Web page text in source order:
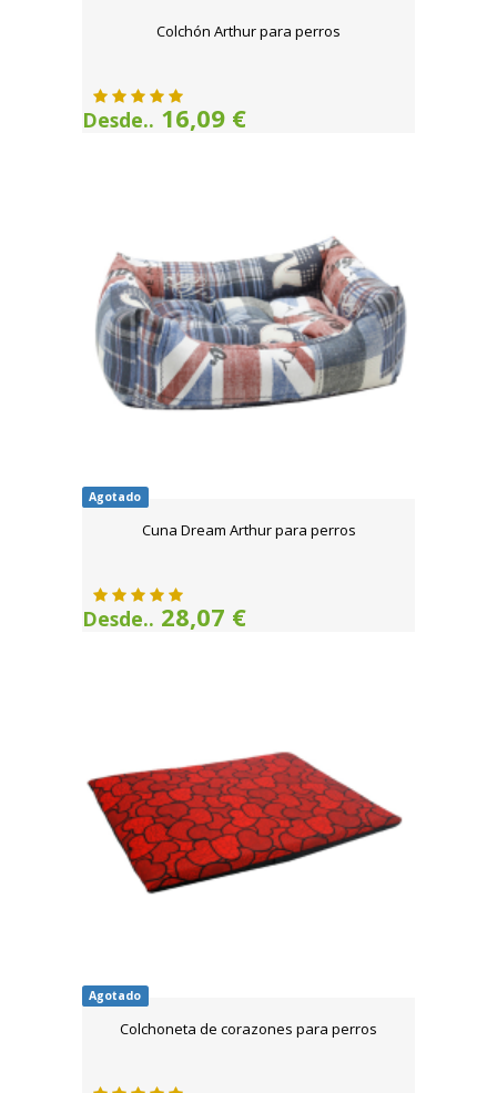
Colchón Arthur para perros
Desde.. 16,09 €
Agotado
Cuna Dream Arthur para perros
Desde.. 28,07 €
Agotado
Colchoneta de corazones para perros